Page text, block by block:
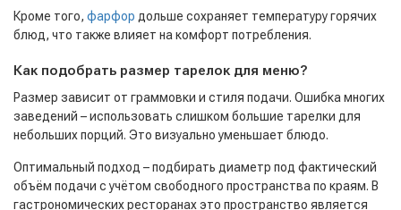
Кроме того, фарфор дольше сохраняет температуру горячих
блюд, что также влияет на комфорт потребления.
Как подобрать размер тарелок для меню?
Размер зависит от граммовки и стиля подачи. Ошибка многих
заведений – использовать слишком большие тарелки для
небольших порций. Это визуально уменьшает блюдо.
Оптимальный подход – подбирать диаметр под фактический
объём подачи с учётом свободного пространства по краям. В
гастрономических ресторанах это пространство является